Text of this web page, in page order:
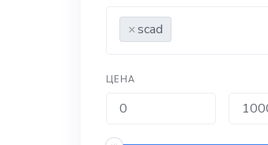
×scad
ЦЕНА